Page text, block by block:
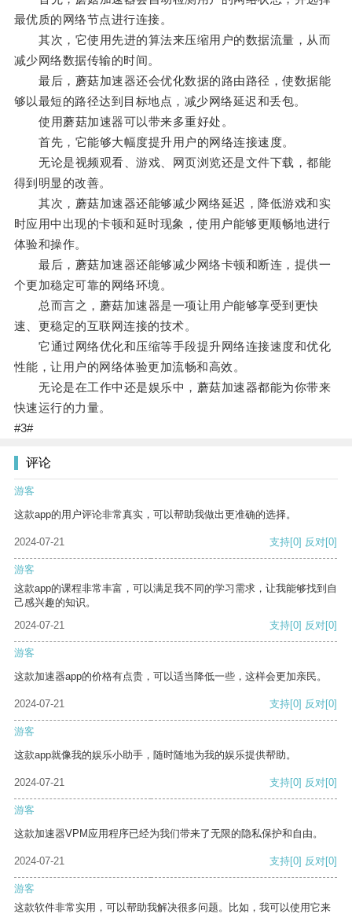
最优质的网络节点进行连接。
其次，它使用先进的算法来压缩用户的数据流量，从而
减少网络数据传输的时间。
最后，蘑菇加速器还会优化数据的路由路径，使数据能
够以最短的路径达到目标地点，减少网络延迟和丢包。
使用蘑菇加速器可以带来多重好处。
首先，它能够大幅度提升用户的网络连接速度。
无论是视频观看、游戏、网页浏览还是文件下载，都能
得到明显的改善。
其次，蘑菇加速器还能够减少网络延迟，降低游戏和实
时应用中出现的卡顿和延时现象，使用户能够更顺畅地进行
体验和操作。
最后，蘑菇加速器还能够减少网络卡顿和断连，提供一
个更加稳定可靠的网络环境。
总而言之，蘑菇加速器是一项让用户能够享受到更快
速、更稳定的互联网连接的技术。
它通过网络优化和压缩等手段提升网络连接速度和优化
性能，让用户的网络体验更加流畅和高效。
无论是在工作中还是娱乐中，蘑菇加速器都能为你带来
快速运行的力量。
#3#
评论
游客
这款app的用户评论非常真实，可以帮助我做出更准确的选择。
2024-07-21 支持[0] 反对[0]
游客
这款app的课程非常丰富，可以满足我不同的学习需求，让我能够找到自
己感兴趣的知识。
2024-07-21
支持[0] 反对[0]
游客
这款加速器app的价格有点贵，可以适当降低一些，这样会更加亲民。
2024-07-21 支持[0] 反对[0]
游客
这款app就像我的娱乐小助手，随时随地为我的娱乐提供帮助。
2024-07-21 支持[0] 反对[0]
游客
这款加速器VPM应用程序已经为我们带来了无限的隐私保护和自由。
2024-07-21 支持[0] 反对[0]
游客
这款软件非常实用，可以帮助我解决很多问题。比如，我可以使用它来